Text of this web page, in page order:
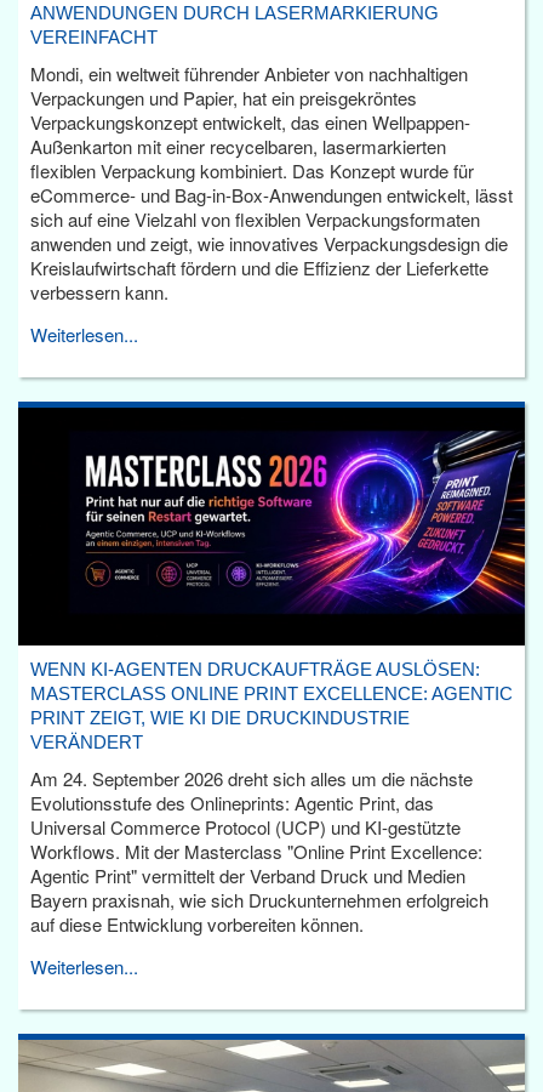
ANWENDUNGEN DURCH LASERMARKIERUNG
VEREINFACHT
Mondi, ein weltweit führender Anbieter von nachhaltigen
Verpackungen und Papier, hat ein preisgekröntes
Verpackungskonzept entwickelt, das einen Wellpappen-
Außenkarton mit einer recycelbaren, lasermarkierten
flexiblen Verpackung kombiniert. Das Konzept wurde für
eCommerce- und Bag-in-Box-Anwendungen entwickelt, lässt
sich auf eine Vielzahl von flexiblen Verpackungsformaten
anwenden und zeigt, wie innovatives Verpackungsdesign die
Kreislaufwirtschaft fördern und die Effizienz der Lieferkette
verbessern kann.
Weiterlesen...
WENN KI-AGENTEN DRUCKAUFTRÄGE AUSLÖSEN:
MASTERCLASS ONLINE PRINT EXCELLENCE: AGENTIC
PRINT ZEIGT, WIE KI DIE DRUCKINDUSTRIE
VERÄNDERT
Am 24. September 2026 dreht sich alles um die nächste
Evolutionsstufe des Onlineprints: Agentic Print, das
Universal Commerce Protocol (UCP) und KI-gestützte
Workflows. Mit der Masterclass "Online Print Excellence:
Agentic Print" vermittelt der Verband Druck und Medien
Bayern praxisnah, wie sich Druckunternehmen erfolgreich
auf diese Entwicklung vorbereiten können.
Weiterlesen...